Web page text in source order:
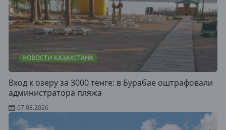
НОВОСТИ КАЗАХСТАНА
Вход к озеру за 3000 тенге: в Бурабае оштрафовали
администратора пляжа
07.08.2026